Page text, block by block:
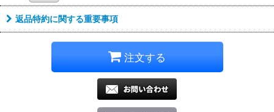
返品特約に関する重要事項
注文する